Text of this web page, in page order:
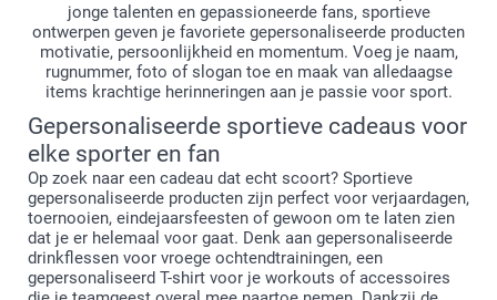
jonge talenten en gepassioneerde fans, sportieve
ontwerpen geven je favoriete gepersonaliseerde producten
motivatie, persoonlijkheid en momentum. Voeg je naam,
rugnummer, foto of slogan toe en maak van alledaagse
items krachtige herinneringen aan je passie voor sport.
Gepersonaliseerde sportieve cadeaus voor
elke sporter en fan
Op zoek naar een cadeau dat echt scoort? Sportieve
gepersonaliseerde producten zijn perfect voor verjaardagen,
toernooien, eindejaarsfeesten of gewoon om te laten zien
dat je er helemaal voor gaat. Denk aan gepersonaliseerde
drinkflessen voor vroege ochtendtrainingen, een
gepersonaliseerd T-shirt voor je workouts of accessoires